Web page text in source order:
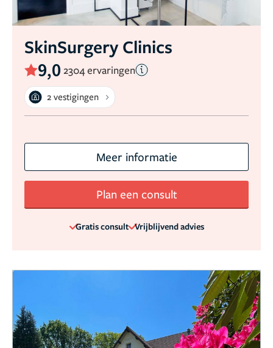
SkinSurgery Clinics
9,0 2304 ervaringen
2 vestigingen
Meer informatie
Plan een consult
Gratis consult Vrijblijvend advies